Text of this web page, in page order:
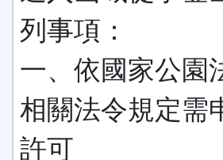
列事項：
一、依國家公園
相關法令規定需
許可